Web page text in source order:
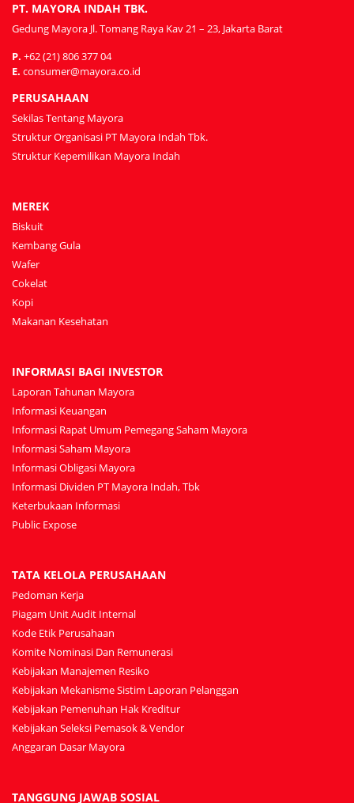
PT. MAYORA INDAH TBK.
Gedung Mayora Jl. Tomang Raya Kav 21 – 23, Jakarta Barat
P. +62 (21) 806 377 04
E. consumer@mayora.co.id
PERUSAHAAN
Sekilas Tentang Mayora
Struktur Organisasi PT Mayora Indah Tbk.
Struktur Kepemilikan Mayora Indah
MEREK
Biskuit
Kembang Gula
Wafer
Cokelat
Kopi
Makanan Kesehatan
INFORMASI BAGI INVESTOR
Laporan Tahunan Mayora
Informasi Keuangan
Informasi Rapat Umum Pemegang Saham Mayora
Informasi Saham Mayora
Informasi Obligasi Mayora
Informasi Dividen PT Mayora Indah, Tbk
Keterbukaan Informasi
Public Expose
TATA KELOLA PERUSAHAAN
Pedoman Kerja
Piagam Unit Audit Internal
Kode Etik Perusahaan
Komite Nominasi Dan Remunerasi
Kebijakan Manajemen Resiko
Kebijakan Mekanisme Sistim Laporan Pelanggan
Kebijakan Pemenuhan Hak Kreditur
Kebijakan Seleksi Pemasok & Vendor
Anggaran Dasar Mayora
TANGGUNG JAWAB SOSIAL